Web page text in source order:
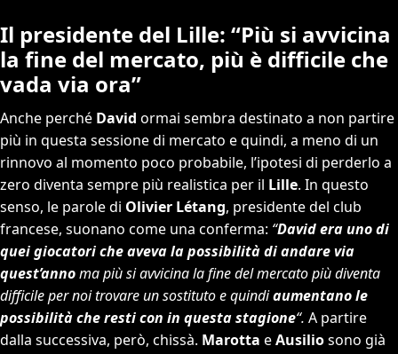
Il presidente del Lille: “Più si avvicina
la fine del mercato, più è difficile che
vada via ora”
Anche perché David ormai sembra destinato a non partire
più in questa sessione di mercato e quindi, a meno di un
rinnovo al momento poco probabile, l’ipotesi di perderlo a
zero diventa sempre più realistica per il Lille. In questo
senso, le parole di Olivier Létang, presidente del club
francese, suonano come una conferma: “David era uno di
quei giocatori che aveva la possibilità di andare via
quest’annoma più si avvicina la fine del mercato più diventa
difficile per noi trovare un sostituto e quindiaumentano le
possibilità che resti con in questa stagione“. A partire
dalla successiva, però, chissà. Marotta eAusiliosono già